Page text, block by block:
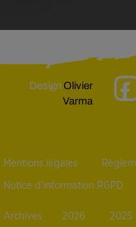
DesignOlivier
Varma
Mentions légales
Notice d’information RGPD
Archives 2026 2025